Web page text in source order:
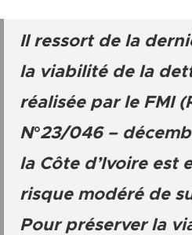
Il ressort de la
la viabilité de la
réalisée par le FMI
N°23/046 –
la Côte d’Ivoire est
risque modéré de
Pour préserver la